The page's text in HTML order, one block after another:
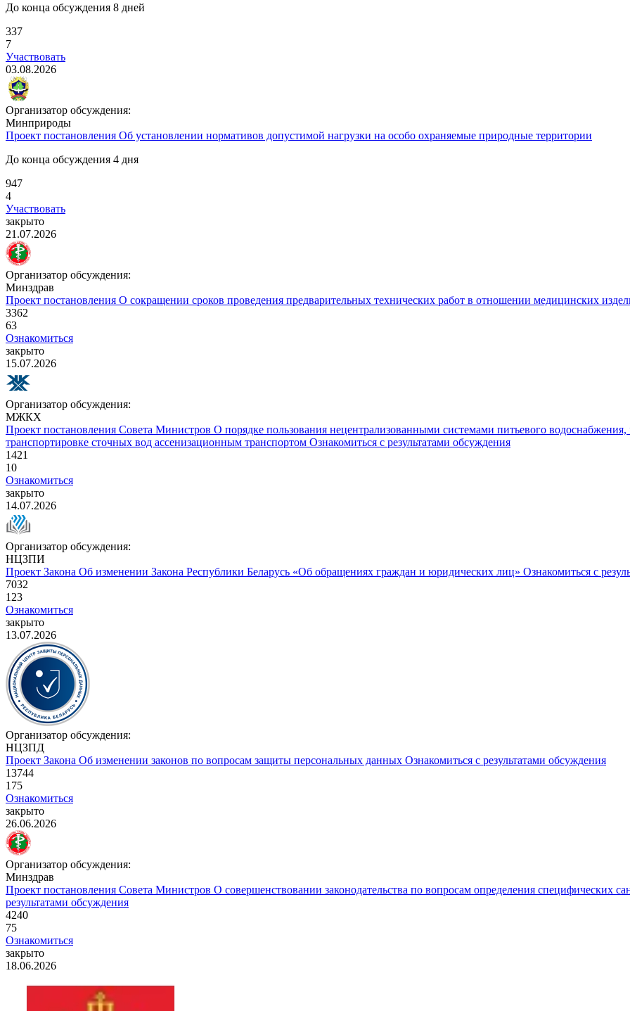
До конца обсуждения 8 дней
337
7
Участвовать
03.08.2026
Организатор обсуждения:
Минприроды
Проект постановления Об установлении нормативов допустимой нагрузки на особо охраняемые природные территории
До конца обсуждения 4 дня
947
4
Участвовать
закрыто
21.07.2026
Организатор обсуждения:
Минздрав
Проект постановления О сокращении сроков проведения предварительных технических работ в отношении медицинских
3362
63
Ознакомиться
закрыто
15.07.2026
Организатор обсуждения:
МЖКХ
Проект постановления Совета Министров О порядке пользования нецентрализованными системами питьевого
транспортировке сточных вод ассенизационным транспортом Ознакомиться с результатами обсуждения
1421
10
Ознакомиться
закрыто
14.07.2026
Организатор обсуждения:
НЦЗПИ
Проект Закона Об изменении Закона Республики Беларусь «Об обращениях граждан и юридических лиц» Ознакомиться с
7032
123
Ознакомиться
закрыто
13.07.2026
Организатор обсуждения:
НЦЗПД
Проект Закона Об изменении законов по вопросам защиты персональных данных Ознакомиться с результатами обсуждения
13744
175
Ознакомиться
закрыто
26.06.2026
Организатор обсуждения:
Минздрав
Проект постановления Совета Министров О совершенствовании законодательства по вопросам определения специфических
результатами обсуждения
4240
75
Ознакомиться
закрыто
18.06.2026